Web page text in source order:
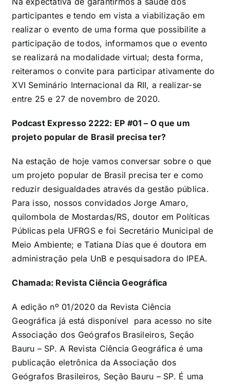
participantes e tendo em vista a viabilização em
realizar o evento de uma forma que possibilite a
participação de todos, informamos que o evento
se realizará na modalidade virtual; desta forma,
reiteramos o convite para participar ativamente do
XVI Seminário Internacional da RII, a realizar-se
entre 25 e 27 de novembro de 2020.
Podcast Expresso 2222: EP #01 – O que um
projeto popular de Brasil precisa ter?
Na estação de hoje vamos conversar sobre o que
um projeto popular de Brasil precisa ter e como
reduzir desigualdades através da gestão pública.
Para isso, nossos convidados Jorge Amaro,
quilombola de Mostardas/RS, doutor em Políticas
Públicas pela UFRGS e foi Secretário Municipal de
Meio Ambiente; e Tatiana Dias que é doutora em
administração pela UnB e pesquisadora do IPEA.
Chamada: Revista Ciência Geográfica
A edição nº 01/2020 da Revista Ciência
Geográfica já está disponível para acesso no site
Associação dos Geógrafos Brasileiros, Seção
Bauru – SP. A Revista Ciência Geográfica é uma
publicação eletrônica da Associação dos
Geógrafos Brasileiros, Seção Bauru – SP. É uma